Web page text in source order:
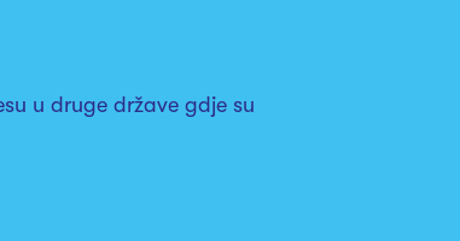
u druge države gdje su